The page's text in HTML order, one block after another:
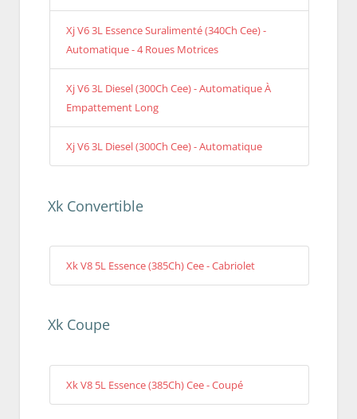
Xj V6 3L Essence Suralimenté (340Ch Cee) -
Automatique - 4 Roues Motrices
Xj V6 3L Diesel (300Ch Cee) - Automatique À
Empattement Long
Xj V6 3L Diesel (300Ch Cee) - Automatique
Xk Convertible
Xk V8 5L Essence (385Ch) Cee - Cabriolet
Xk Coupe
Xk V8 5L Essence (385Ch) Cee - Coupé